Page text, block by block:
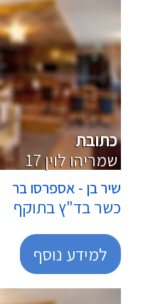
כתובת
17 שמריהו לוין
שיר בן - אספרסו בר
כשר בד"ץ בתוקף
למידע נוסף